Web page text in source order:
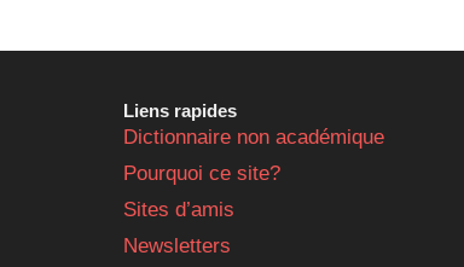
Liens rapides
Dictionnaire non académique
Pourquoi ce site?
Sites d’amis
Newsletters